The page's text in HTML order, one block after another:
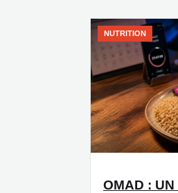
NUTRITION
OMAD : UN